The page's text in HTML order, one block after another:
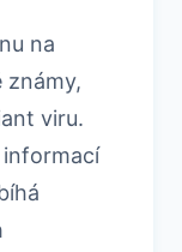
na
známy,
viru.